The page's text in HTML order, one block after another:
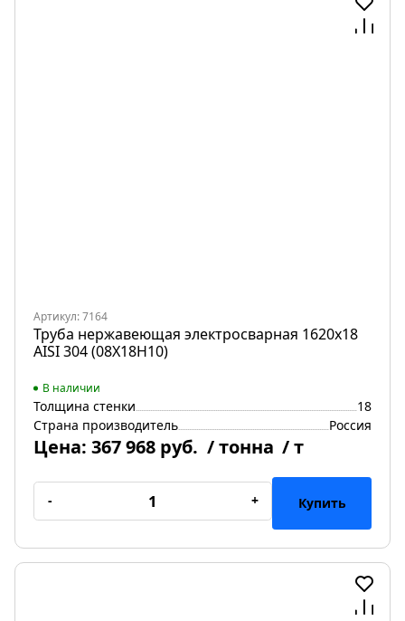
Артикул: 7164
Труба нержавеющая электросварная 1620х18
AISI 304 (08Х18Н10)
В наличии
Толщина стенки
18
Страна производитель
Россия
Цена: 367 968 руб. / тонна / т
- + Купить